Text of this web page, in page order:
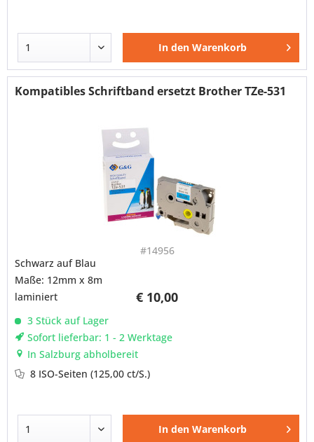
In den Warenkorb
Kompatibles Schriftband ersetzt Brother TZe-531
#14956
€ 10,00
Schwarz auf Blau
Maße: 12mm x 8m
laminiert
3 Stück auf Lager
Sofort lieferbar: 1 - 2 Werktage
In Salzburg abholbereit
8 ISO-Seiten(125,00 ct/S.)
In den Warenkorb